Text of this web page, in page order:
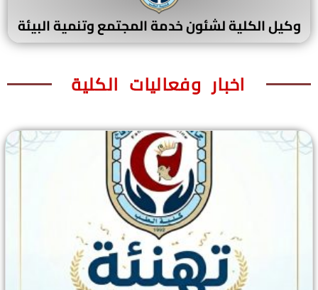
وكيل الكلية لشئون خدمة المجتمع وتنمية البيئة
اخبار وفعاليات الكلية​